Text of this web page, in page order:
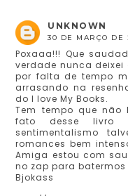
UNKNOWN
30 DE MARÇO DE
Poxaaa!!! Que
verdade nunca
por falta de tempo
arrasando na
do I love My Books.
Tem tempo que
fato desse livro
sentimentalismo
romances bem
Amiga estou com
no zap para batermos
Bjokass